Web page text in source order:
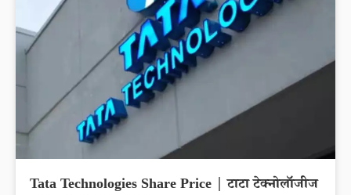
Tata Technologies Share Price | टाटा टेक्नोलॉजीज